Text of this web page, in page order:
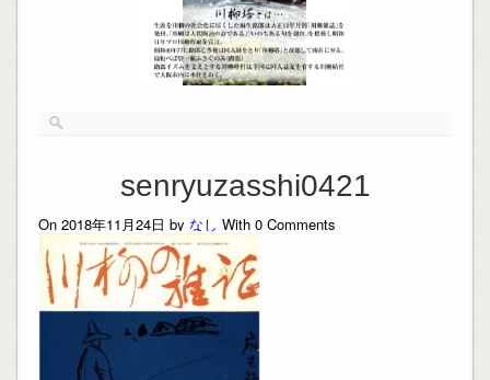
senryuzasshi0421
On 2018年11月24日 by なし With 0Comments